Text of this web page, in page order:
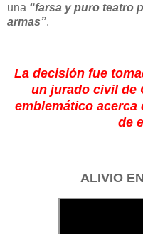
una “farsa y puro teatro
armas”.
La decisión fue
un jurado civil de
emblemático
de
ALIVIO